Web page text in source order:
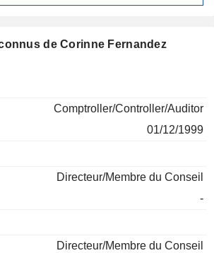
de Corinne Fernandez
Comptroller/Controller/Auditor
01/12/1999
Directeur/Membre du Conseil
-
Directeur/Membre du Conseil